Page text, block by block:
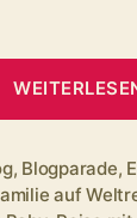
, Blogparade,
auf